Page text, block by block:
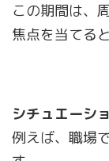
この期間は、
焦点を当てる
シチュエーシ
例えば、職場